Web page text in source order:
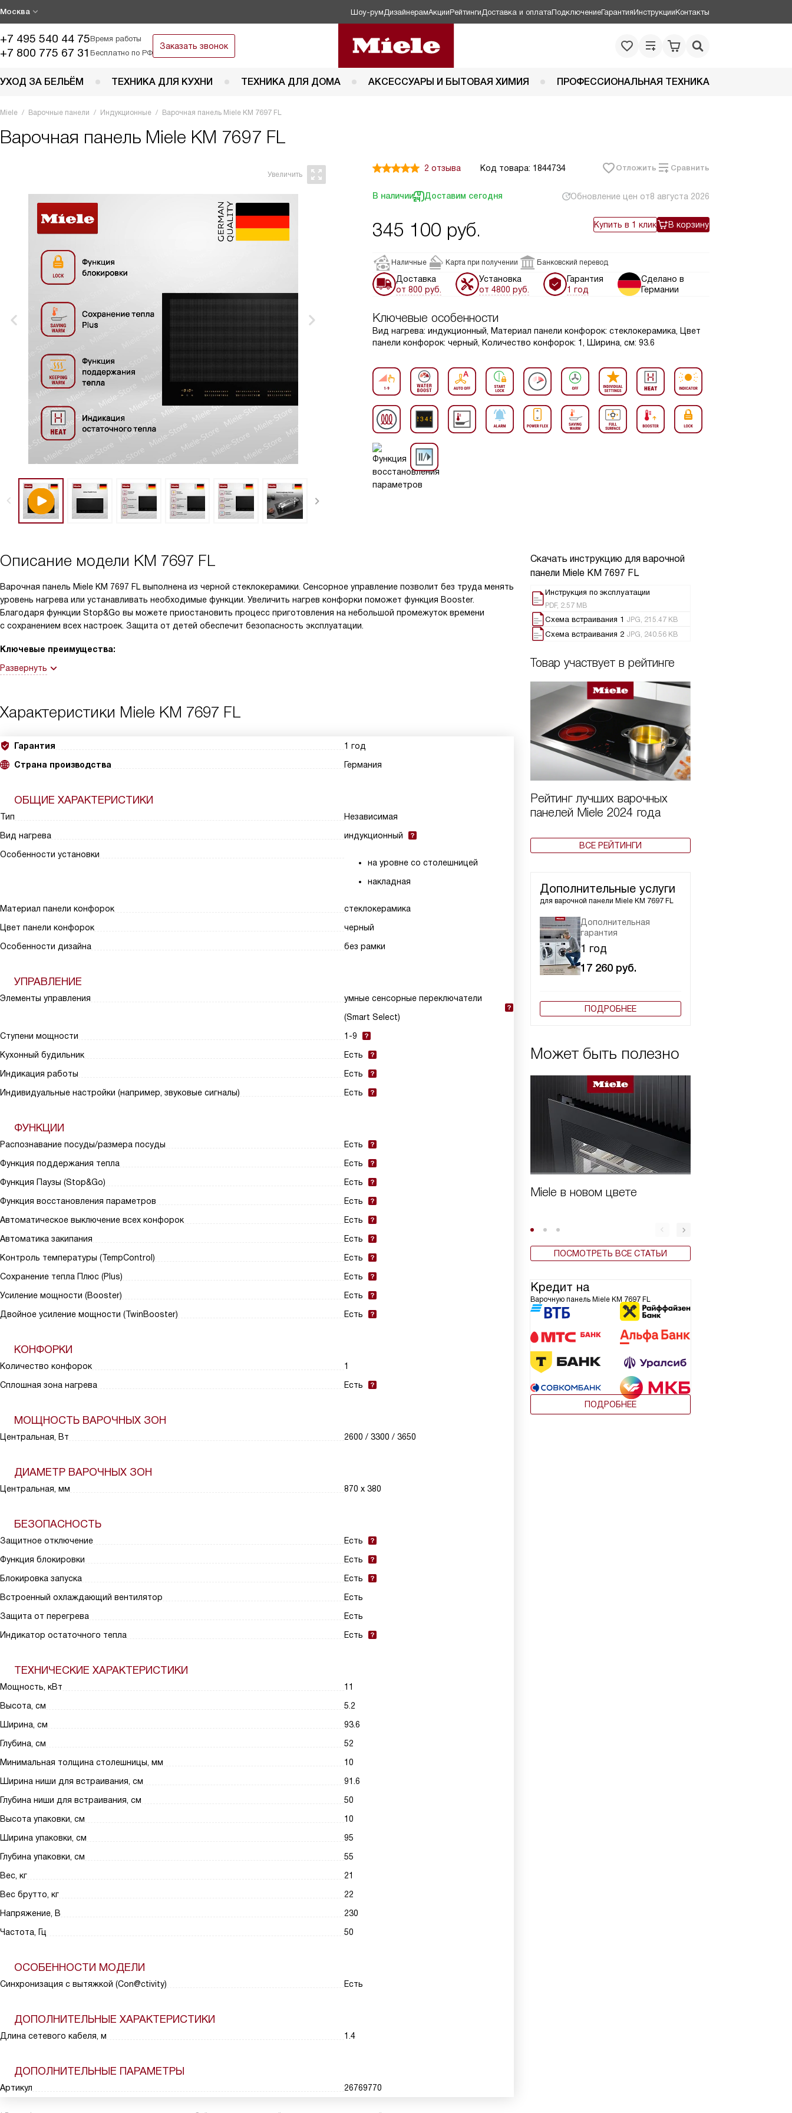
Москва Шоу-рум ДизайнерамАкцииРейтинги Доставка и оплатаПодключениеГарантияИнструкцииКонтакты
+7 495 540 44 75Время работы
+7 800 775 67 31 Бесплатно по РФ
Заказать звонок
УХОД ЗА БЕЛЬЁМ ТЕХНИКА ДЛЯ КУХНИ ТЕХНИКА ДЛЯ ДОМА АКСЕССУАРЫ И БЫТОВАЯ ХИМИЯ ПРОФЕССИОНАЛЬНАЯ ТЕХНИКА
Miele Варочные панели Индукционные Варочная панель Miele KM 7697 FL
Варочная панель Miele KM 7697 FL
2 отзыва Код товара: 1844734 Отложить Сравнить
В наличии Доставим сегодня Обновление цен от8 августа 2026
345 100 руб. Купить в 1 клик В корзину
Наличные Карта при получении Банковский перевод
Доставка
от 800 руб.
Установка
от 4800 руб.
Гарантия
1 год
Сделано в
Германии
Ключевые особенности
Вид нагрева: индукционный, Материал панели конфорок: стеклокерамика, Цвет
панели конфорок: черный, Количество конфорок: 1, Ширина, см: 93.6
Скачать инструкцию для варочной
панели Miele KM 7697 FL
Инструкция по эксплуатации
PDF, 2.57 MB
Схема встраивания 1 JPG, 215.47 KB
Схема встраивания 2 JPG, 240.56 KB
Товар участвует в рейтинге
Рейтинг лучших варочных
панелей Miele 2024 года
ВСЕ РЕЙТИНГИ
Дополнительные услуги
для варочной панели Miele KM 7697 FL
Дополнительная
гарантия
1 год
17 260 руб.
ПОДРОБНЕЕ
Может быть полезно
Miele в новом цвете
ПОСМОТРЕТЬ ВСЕ СТАТЬИ
Кредит на
Варочную панель Miele KM 7697 FL
ПОДРОБНЕЕ
Описание модели KM 7697 FL
Варочная панель Miele KM 7697 FL выполнена из черной стеклокерамики. Сенсорное управление позволит без труда менять
уровень нагрева или устанавливать необходимые функции. Увеличить нагрев конфорки поможет функция Booster.
Благодаря функции Stop&Go вы можете приостановить процесс приготовления на небольшой промежуток времени
с сохранением всех настроек. Защита от детей обеспечит безопасность эксплуатации.
Ключевые преимущества:
Развернуть
Характеристики Miele KM 7697 FL
Гарантия
1 год
Страна производства
Германия
ОБЩИЕ ХАРАКТЕРИСТИКИ
Тип
Независимая
Вид нагрева
индукционный
Особенности установки
на уровне со столешницей
накладная
Материал панели конфорок
стеклокерамика
Цвет панели конфорок
черный
Особенности дизайна
без рамки
УПРАВЛЕНИЕ
Элементы управления
умные сенсорные переключатели
(Smart Select)
Ступени мощности
1-9
Кухонный будильник
Есть
Индикация работы
Есть
Индивидуальные настройки (например, звуковые сигналы)
Есть
ФУНКЦИИ
Распознавание посуды/размера посуды
Есть
Функция поддержания тепла
Есть
Функция Паузы (Stop&Go)
Есть
Функция восстановления параметров
Есть
Автоматическое выключение всех конфорок
Есть
Автоматика закипания
Есть
Контроль температуры (TempControl)
Есть
Сохранение тепла Плюс (Plus)
Есть
Усиление мощности (Booster)
Есть
Двойное усиление мощности (TwinBooster)
Есть
КОНФОРКИ
Количество конфорок
1
Сплошная зона нагрева
Есть
МОЩНОСТЬ ВАРОЧНЫХ ЗОН
Центральная, Вт 2600 / 3300 / 3650
ДИАМЕТР ВАРОЧНЫХ ЗОН
Центральная, мм 870 х 380
БЕЗОПАСНОСТЬ
Защитное отключение
Есть
Функция блокировки
Есть
Блокировка запуска
Есть
Встроенный охлаждающий вентилятор
Есть
Защита от перегрева
Есть
Индикатор остаточного тепла
Есть
ТЕХНИЧЕСКИЕ ХАРАКТЕРИСТИКИ
Мощность, кВт
11
Высота, см
5.2
Ширина, см
93.6
Глубина, см
52
Минимальная толщина столешницы, мм
10
Ширина ниши для встраивания, см
91.6
Глубина ниши для встраивания, см
50
Высота упаковки, см
10
Ширина упаковки, см
95
Глубина упаковки, см
55
Вес, кг
21
Вес брутто, кг
22
Напряжение, В
230
Частота, Гц
50
ОСОБЕННОСТИ МОДЕЛИ
Синхронизация с вытяжкой (Con@ctivity) Есть
ДОПОЛНИТЕЛЬНЫЕ ХАРАКТЕРИСТИКИ
Длина сетевого кабеля, м 1.4
ДОПОЛНИТЕЛЬНЫЕ ПАРАМЕТРЫ
Артикул 26769770